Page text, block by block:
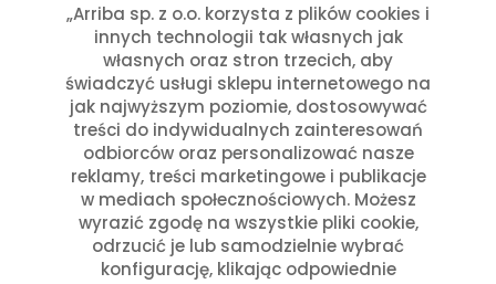
„Arriba sp. z o.o. korzysta z plików cookies i
innych technologii tak własnych jak
własnych oraz stron trzecich, aby
świadczyć usługi sklepu internetowego na
jak najwyższym poziomie, dostosowywać
treści do indywidualnych zainteresowań
odbiorców oraz personalizować nasze
reklamy, treści marketingowe i publikacje
w mediach społecznościowych. Możesz
wyrazić zgodę na wszystkie pliki cookie,
odrzucić je lub samodzielnie wybrać
konfigurację, klikając odpowiednie
Czytaj dalej